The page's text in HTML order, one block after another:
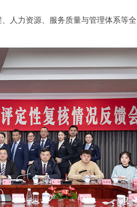
人力资源、服务质量与管理体系等全